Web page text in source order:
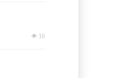
넶 16